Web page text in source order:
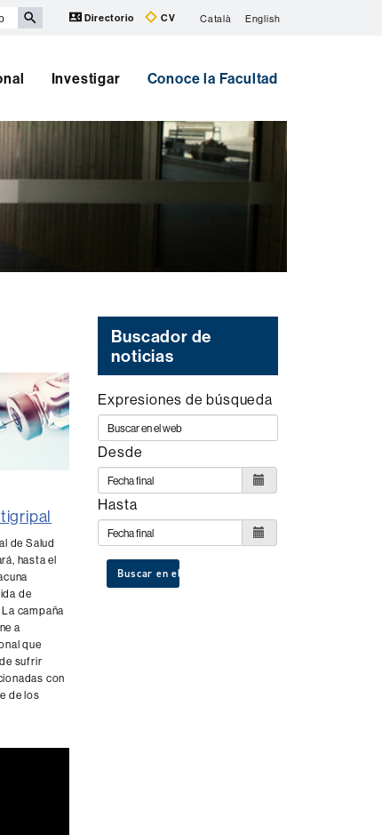
Directorio CV Català English
Investigar Conoce la Facultad
Buscador de
noticias
Expresiones de búsqueda
Desde
Hasta
Buscar en el web
de Salud
hasta el
de
campaña
a
que
sufrir
con
de los